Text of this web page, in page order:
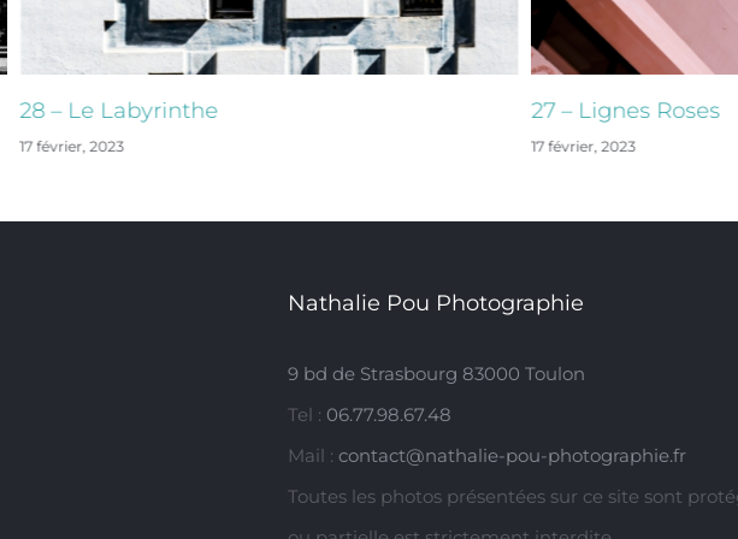
27 – Lignes Roses
Nathalie Pou Photographie
9 bd de Strasbourg 83000 Toulon
Tel : 06.77.98.67.48
Mail : contact@nathalie-pou-photographie.fr
Toutes les photos présentées sur ce site sont